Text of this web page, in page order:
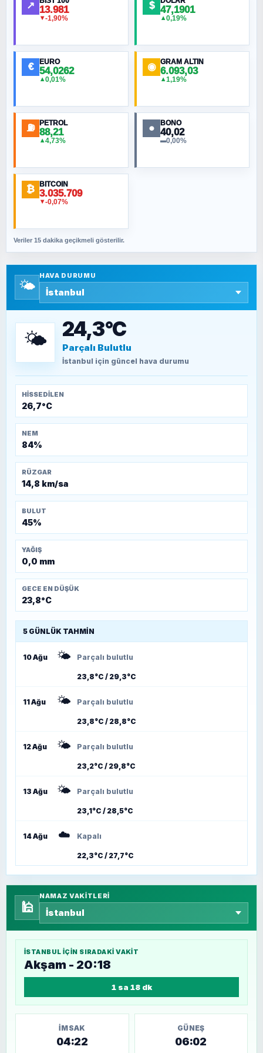
MURAT ÖZKAN
NURETTIN BÖLÜK
ORHAN KILIÇOĞLU
Fahişeye beyinli bir müstevli alçağına
SAVAŞ ŞAHİN
SEYFULLAH ÇİÇEK
TEOMAN ALPASLAN
Kütahya-Eskişehir Muharebeleri (10-24
↗ 13.981
▼-1,90%
$ 47,1901
▲0,19%
€ EURO
54,0262
▲0,01%
◉ GRAM ALTIN
6.093,03
▲1,19%
⛽ PETROL
88,21
▲4,73%
● BONO
40,02
▬0,00%
₿ BITCOIN
3.035.709
▼-0,07%
Veriler 15 dakika geçikmeli gösterilir.
🌤️
HAVA DURUMU
🌤️ 24,3°C
Parçalı Bulutlu
İstanbul için güncel hava durumu
HISSEDILEN
26,7°C
NEM
84%
RÜZGAR
14,8 km/sa
BULUT
45%
YAĞIŞ
0,0 mm
GECE EN DÜŞÜK
23,8°C
5 GÜNLÜK TAHMIN
10 Ağu 🌤️ Parçalı bulutlu
23,8°C / 29,3°C
11 Ağu 🌤️ Parçalı bulutlu
23,8°C / 28,8°C
12 Ağu 🌤️ Parçalı bulutlu
23,2°C / 29,8°C
13 Ağu 🌤️ Parçalı bulutlu
23,1°C / 28,5°C
14 Ağu ☁️ Kapalı
22,3°C / 27,7°C
🕌
NAMAZ VAKITLERI
İSTANBUL IÇIN SIRADAKI VAKIT
Akşam - 20:18
1 sa 18 dk
İMSAK
04:22
GÜNEŞ
06:02